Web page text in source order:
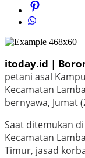
itoday.id |
petani asal
Kecamatan
bernyawa, Jumat
Saat ditemukan
Kecamatan
Timur, jasad